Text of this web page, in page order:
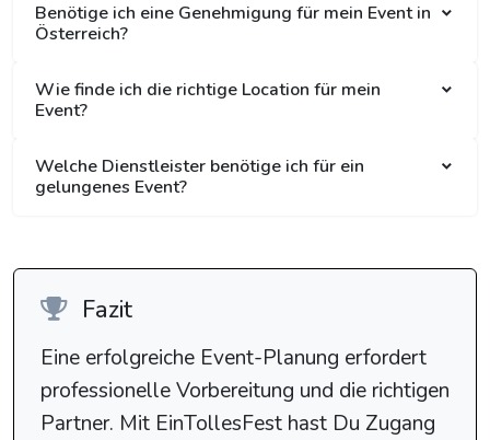
Benötige ich eine Genehmigung für mein Event in
Österreich?
Wie finde ich die richtige Location für mein
Event?
Welche Dienstleister benötige ich für ein
gelungenes Event?
Fazit
Eine erfolgreiche Event-Planung erfordert
professionelle Vorbereitung und die richtigen
Partner. Mit EinTollesFest hast Du Zugang